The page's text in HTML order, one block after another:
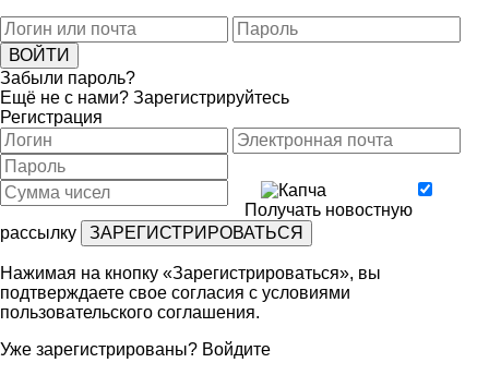
Забыли пароль?
Ещё не с нами? Зарегистрируйтесь
Регистрация
Получать новостную
рассылку
Нажимая на кнопку «Зарегистрироваться», вы
подтверждаете свое согласия с условиями
пользовательского соглашения.
Уже зарегистрированы? Войдите